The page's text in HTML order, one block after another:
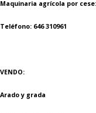
Maquinaria agrícola por
Teléfono: 646 310961
VENDO:
Arado y grada